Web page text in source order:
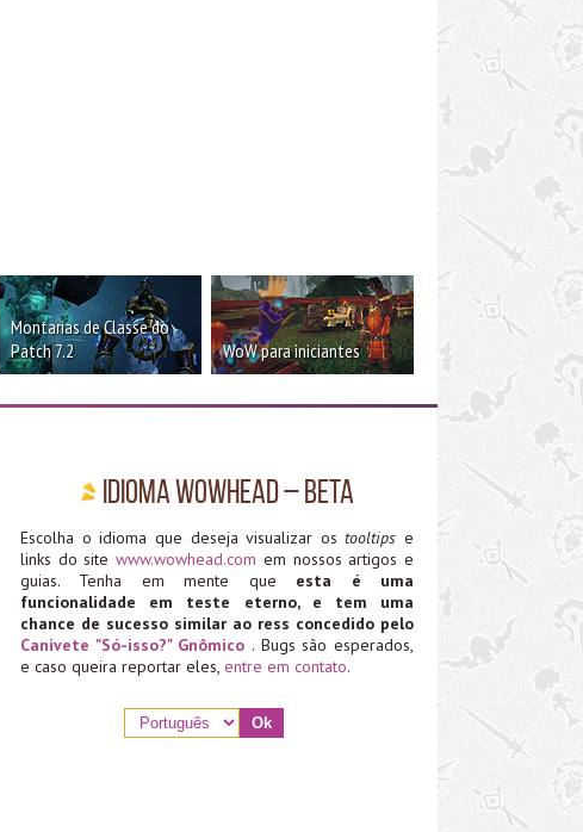
Montarias de Classe do
Patch 7.2
WoW para iniciantes
Idioma WoWHead – Beta
Escolha o idioma que deseja visualizar ostooltips e
links do sitewww.wowhead.com em nossos artigos e
guias. Tenha em mente que esta é uma
funcionalidade em teste eterno, e tem uma
chance de sucesso similar ao ress concedido pelo
Canivete "Só-isso?" Gnômico . Bugs são esperados,
e caso queira reportar eles, entre em contato.